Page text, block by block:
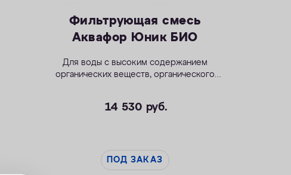
Фильтрующая смесь
Аквафор Юник БИО
Для воды с высоким содержанием
органических веществ, органического
открытые водоемы.
14 530 руб.
ПОД ЗАКАЗ